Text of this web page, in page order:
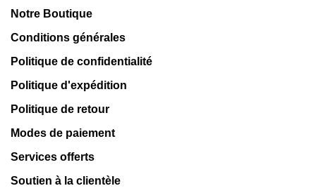
Notre Boutique
Conditions générales
Politique de confidentialité
Politique d'expédition
Politique de retour
Modes de paiement
Services offerts
Soutien à la clientèle